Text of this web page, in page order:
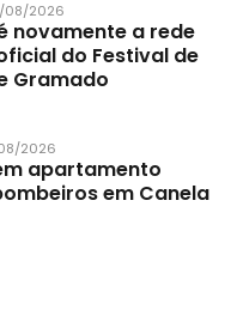
08/2026
novamente a rede
do Festival de
Gramado
2026
apartamento
em Canela